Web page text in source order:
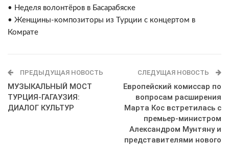
• Неделя волонтёров в Басарабяске
• Женщины-композиторы из Турции с концертом в
Комрате
ПРЕДЫДУЩАЯ НОВОСТЬ
МУЗЫКАЛЬНЫЙ МОСТ
ТУРЦИЯ-ГАГАУЗИЯ:
ДИАЛОГ КУЛЬТУР
СЛЕДУЩАЯ НОВОСТЬ
Европейский комиссар по
вопросам расширения
Марта Кос встретилась с
премьер-министром
Александром Мунтяну и
представителями нового